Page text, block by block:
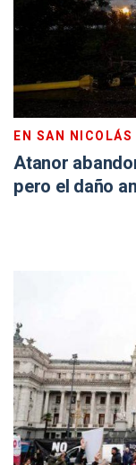
EN SAN NICOLÁS
Atanor
pero el daño